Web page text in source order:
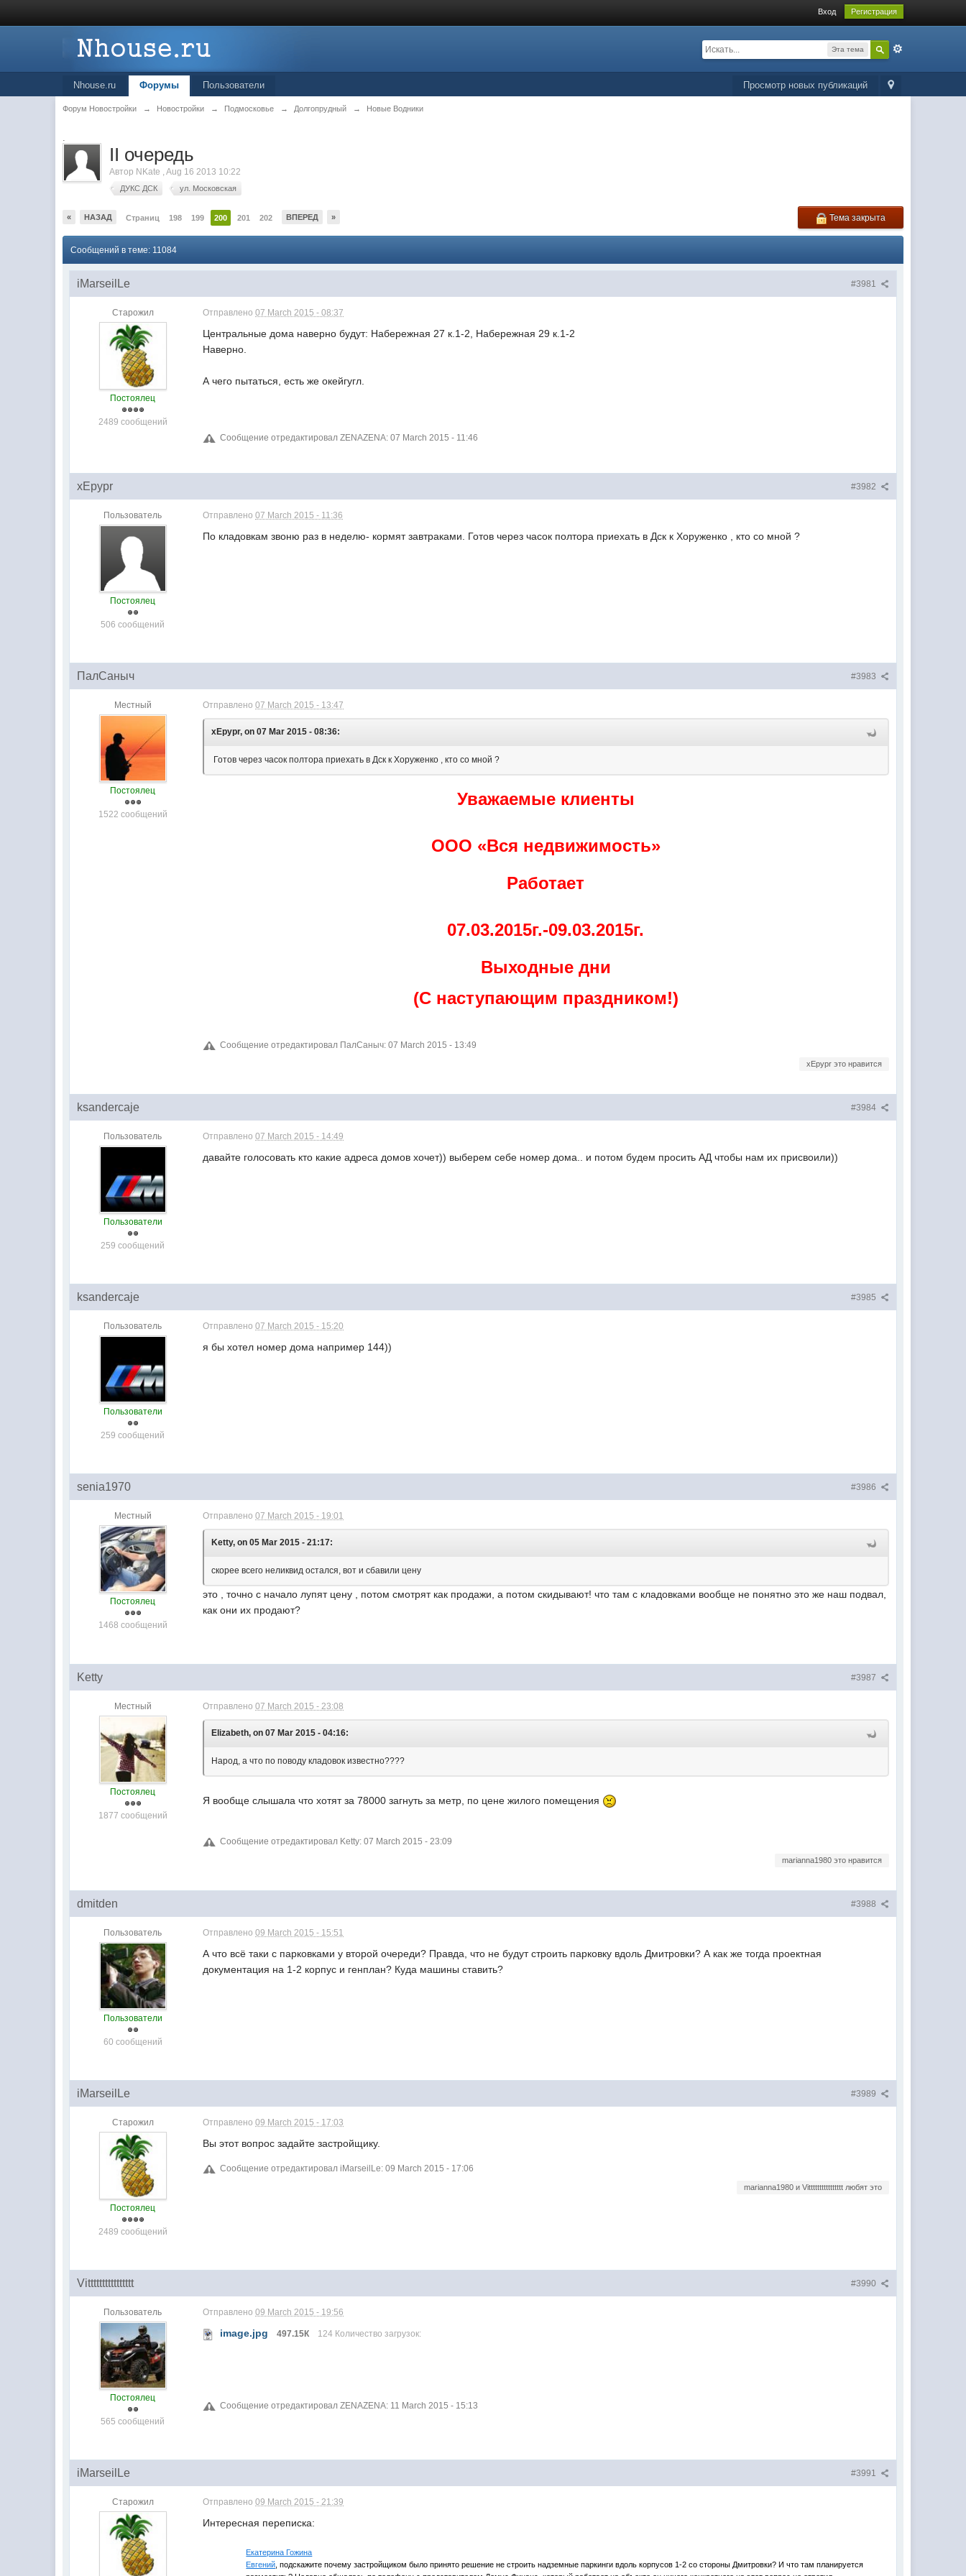
Вход Регистрация
Эта тема
Просмотр новых публикаций
Nhouse.ru Форумы Пользователи
Форум Новостройки → Новостройки → Подмосковье → Долгопрудный → Новые Водники
.
II очередь
Автор NKate ,Aug 16 2013 10:22
ДУКС ДСК ул. Московская
« НАЗАД Страниц 198 199 200 201 202 ВПЕРЕД » Тема закрыта
Сообщений в теме: 11084
#3981
iMarseilLe
Старожил
Постоялец
2489 сообщений
Отправлено07 March 2015 - 08:37
Центральные дома наверно будут: Набережная 27 к.1-2, Набережная 29 к.1-2
Наверно.
А чего пытаться, есть же окейгугл.
Сообщение отредактировал ZENAZENA: 07 March 2015 - 11:46
#3982
xEpypr
Пользователь
Постоялец
506 сообщений
Отправлено07 March 2015 - 11:36
По кладовкам звоню раз в неделю- кормят завтраками. Готов через часок полтора приехать в Дск к Хоруженко , кто со мной ?
#3983
ПалСаныч
Местный
Постоялец
1522 сообщений
Отправлено07 March 2015 - 13:47
xEpypr, on 07 Mar 2015 - 08:36:
Готов через часок полтора приехать в Дск к Хоруженко , кто со мной ?
Уважаемые клиенты
ООО «Вся недвижимость»
Работает
07.03.2015г.-09.03.2015г.
Выходные дни
(С наступающим праздником!)
Сообщение отредактировал ПалСаныч: 07 March 2015 - 13:49
xEpypr это нравится
#3984
ksandercaje
Пользователь
Пользователи
259 сообщений
Отправлено07 March 2015 - 14:49
давайте голосовать кто какие адреса домов хочет)) выберем себе номер дома.. и потом будем просить АД чтобы нам их присвоили))
#3985
ksandercaje
Пользователь
Пользователи
259 сообщений
Отправлено07 March 2015 - 15:20
я бы хотел номер дома например 144))
#3986
senia1970
Местный
Постоялец
1468 сообщений
Отправлено07 March 2015 - 19:01
Ketty, on 05 Mar 2015 - 21:17:
скорее всего неликвид остался, вот и сбавили цену
это , точно с начало лупят цену , потом смотрят как продажи, а потом скидывают! что там с кладовками вообще не понятно это же наш подвал,
как они их продают?
#3987
Ketty
Местный
Постоялец
1877 сообщений
Отправлено07 March 2015 - 23:08
Elizabeth, on 07 Mar 2015 - 04:16:
Народ, а что по поводу кладовок известно????
Я вообще слышала что хотят за 78000 загнуть за метр, по цене жилого помещения
Сообщение отредактировал Ketty: 07 March 2015 - 23:09
marianna1980 это нравится
#3988
dmitden
Пользователь
Пользователи
60 сообщений
Отправлено09 March 2015 - 15:51
А что всё таки с парковками у второй очереди? Правда, что не будут строить парковку вдоль Дмитровки? А как же тогда проектная
документация на 1-2 корпус и генплан? Куда машины ставить?
#3989
iMarseilLe
Старожил
Постоялец
2489 сообщений
Отправлено09 March 2015 - 17:03
Вы этот вопрос задайте застройщику.
Сообщение отредактировал iMarseilLe: 09 March 2015 - 17:06
marianna1980 и Vitttttttttttttttt любят это
#3990
Vitttttttttttttttt
Пользователь
Постоялец
565 сообщений
Отправлено09 March 2015 - 19:56
image.jpg 497.15К 124 Количество загрузок:
Сообщение отредактировал ZENAZENA: 11 March 2015 - 15:13
#3991
iMarseilLe
Старожил Отправлено09 March 2015 - 21:39
Интересная переписка:
Екатерина Гожина
Евгений , подскажите почему застройщиком было принято решение не строить надземные паркинги вдоль корпусов 1-2 со стороны Дмитровки? И что там планируется